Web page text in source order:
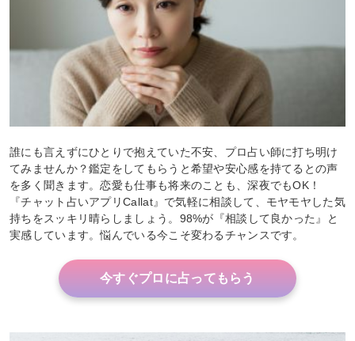
誰にも言えずにひとりで抱えていた不安、プロ占い師に打ち明け
てみませんか？鑑定をしてもらうと希望や安心感を持てるとの声
を多く聞きます。恋愛も仕事も将来のことも、深夜でもOK！
『チャット占いアプリCallat』で気軽に相談して、モヤモヤした気
持ちをスッキリ晴らしましょう。98%が『相談して良かった』と
実感しています。悩んでいる今こそ変わるチャンスです。
今すぐプロに占ってもらう